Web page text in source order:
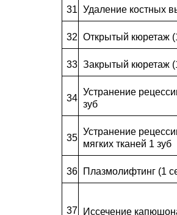
31 Удаление костных
32 Открытый кюретаж
33 Закрытый кюретаж
34
Устранение
зуб
35
Устранение
мягких тканей 1 зуб
36 Плазмолифтинг (1
37 Иссечение